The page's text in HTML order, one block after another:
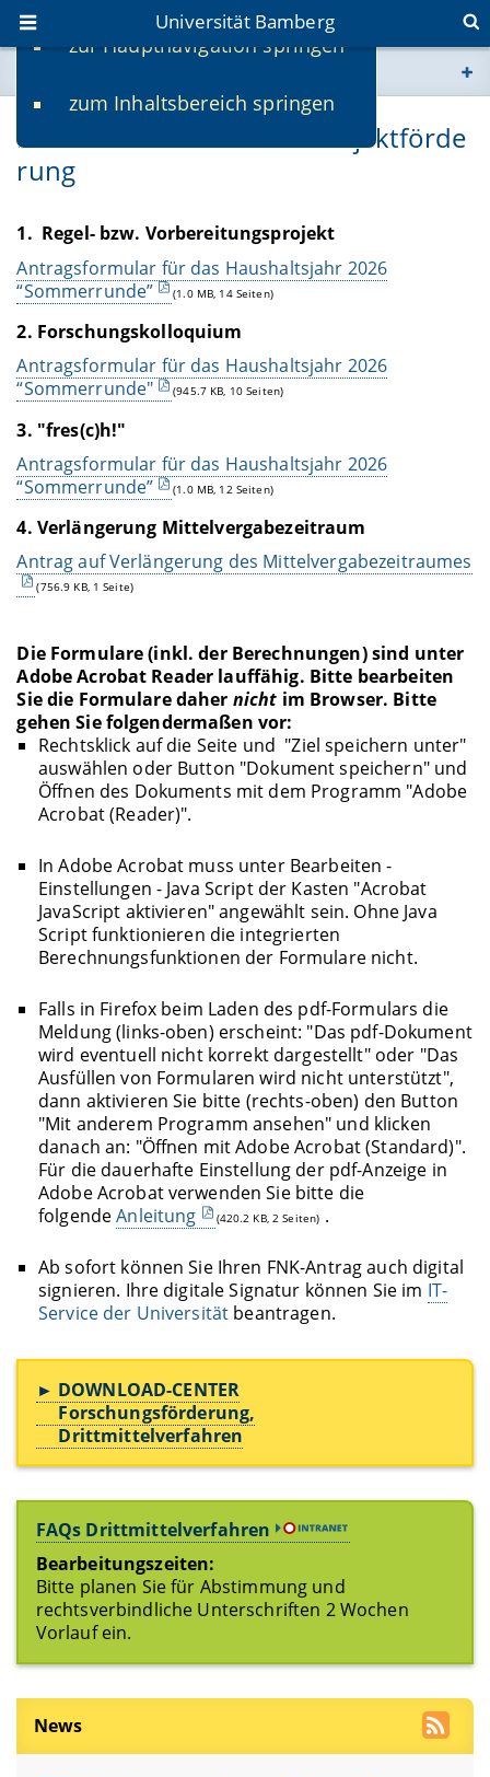
zur Hauptnavigation springen
zum Inhaltsbereich springen
Universität Bamberg
www.uni-bamberg.de
fis.uni-bamberg.de
Formulare zur Internen Projektförde
rung
1. Regel- bzw. Vorbereitungsprojekt
Antragsformular für das Haushaltsjahr 2026
“Sommerrunde”
(1.0 MB, 14 Seiten)
2. Forschungskolloquium
Antragsformular für das Haushaltsjahr 2026
“Sommerrunde"
(945.7 KB, 10 Seiten)
3. "fres(c)h!"
Antragsformular für das Haushaltsjahr 2026
“Sommerrunde”
(1.0 MB, 12 Seiten)
4. Verlängerung Mittelvergabezeitraum
Antrag auf Verlängerung des Mittelvergabezeitraumes
(756.9 KB, 1 Seite)
Die Formulare (inkl. der Berechnungen) sind unter
Adobe Acrobat Reader lauffähig. Bitte bearbeiten
Sie die Formulare daher nicht im Browser. Bitte
gehen Sie folgendermaßen vor:
Rechtsklick auf die Seite und "Ziel speichern unter"
auswählen oder Button "Dokument speichern" und
Öffnen des Dokuments mit dem Programm "Adobe
Acrobat (Reader)".
In Adobe Acrobat muss unter Bearbeiten -
Einstellungen - Java Script der Kasten "Acrobat
JavaScript aktivieren" angewählt sein. Ohne Java
Script funktionieren die integrierten
Berechnungsfunktionen der Formulare nicht.
Falls in Firefox beim Laden des pdf-Formulars die
Meldung (links-oben) erscheint: "Das pdf-Dokument
wird eventuell nicht korrekt dargestellt" oder "Das
Ausfüllen von Formularen wird nicht unterstützt",
dann aktivieren Sie bitte (rechts-oben) den Button
"Mit anderem Programm ansehen" und klicken
danach an: "Öffnen mit Adobe Acrobat (Standard)".
Für die dauerhafte Einstellung der pdf-Anzeige in
Adobe Acrobat verwenden Sie bitte die
folgendeAnleitung (420.2 KB, 2 Seiten) .
Ab sofort können Sie Ihren FNK-Antrag auch digital
signieren. Ihre digitale Signatur können Sie im IT-
Service der Universität beantragen.
► DOWNLOAD-CENTER
Forschungsförderung,
Drittmittelverfahren
FAQs Drittmittelverfahren
Bearbeitungszeiten:
Bitte planen Sie für Abstimmung und
rechtsverbindliche Unterschriften 2 Wochen
Vorlauf ein.
News